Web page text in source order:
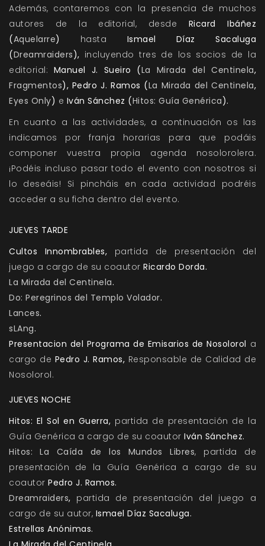
Además, contaremos con la presencia de muchos
autores de la editorial, desde Ricard Ibáñez
(Aquelarre) hasta Ismael Díaz Sacaluga
(Dreamraiders), incluyendo tres de los socios de la
editorial: Manuel J. Sueiro (La Mirada del Centinela,
Fragmentos), Pedro J. Ramos (La Mirada del Centinela,
Eyes Only) e Iván Sánchez (Hitos: Guía Genérica).
En cuanto a las actividades, a continuación os las
indicamos por franja horarias para que podáis
componer vuestra propia agenda nosolorolera.
¡Podéis incluso pasar todo el evento con nosotros si
lo deseáis! Si pincháis en cada actividad podréis
acceder a su ficha dentro del evento.
JUEVES TARDE
Cultos Innombrables, partida de presentación del
juego a cargo de su coautor Ricardo Dorda.
La Mirada del Centinela.
Do: Peregrinos del Templo Volador.
Lances.
sLAng.
Presentacion del Programa de Emisarios de Nosolorol a
cargo de Pedro J. Ramos, Responsable de Calidad de
Nosolorol.
JUEVES NOCHE
Hitos: El Sol en Guerra, partida de presentación de la
Guía Genérica a cargo de su coautor Iván Sánchez.
Hitos: La Caída de los Mundos Libres, partida de
presentación de la Guía Genérica a cargo de su
coautor Pedro J. Ramos.
Dreamraiders, partida de presentación del juego a
cargo de su autor, Ismael Díaz Sacaluga.
Estrellas Anónimas.